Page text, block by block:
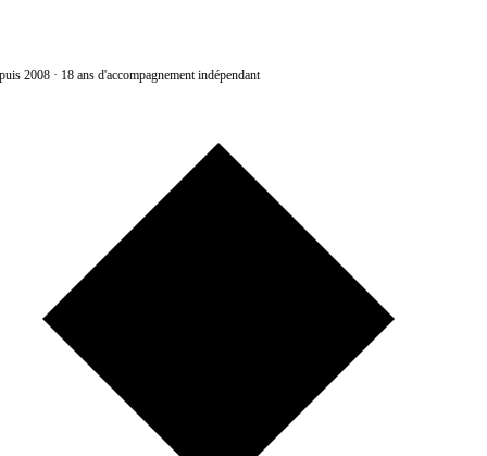
2008·18 ans d'accompagnement indépendant